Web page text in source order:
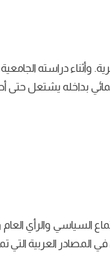
عام ١٩٨٢، دخل مدرسة دمنهور الثانوية
بداخله يشتعل
والرأي العام
العربية التي